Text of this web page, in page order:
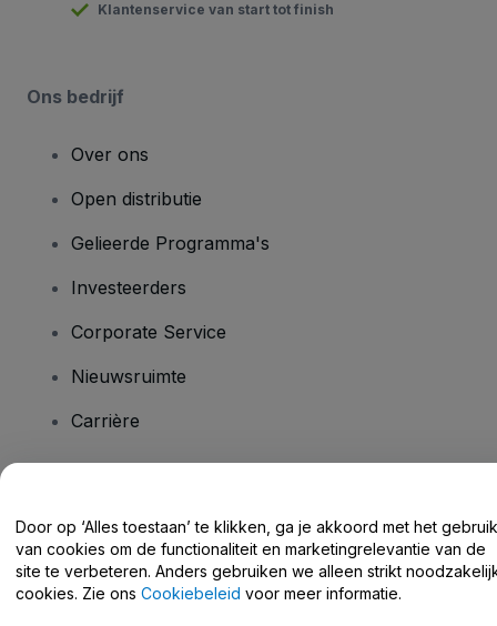
Klantenservice van start tot finish
Ons bedrijf
Over ons
Open distributie
Gelieerde Programma's
Investeerders
Corporate Service
Nieuwsruimte
Carrière
Helpcentrum / Neem Contact Met Ons Op
Door op ‘Alles toestaan’ te klikken, ga je akkoord met het gebruik
van cookies om de functionaliteit en marketingrelevantie van de
site te verbeteren. Anders gebruiken we alleen strikt
cookies. Zie ons Cookiebeleid voor meer informatie.